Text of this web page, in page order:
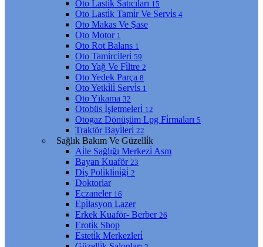
Oto Lasti̇k Satıcıları 15
Oto Lasti̇k Tami̇r Ve Servi̇s 4
Oto Makas Ve Şase
Oto Motor 1
Oto Rot Balans 1
Oto Tami̇rci̇leri̇ 59
Oto Yağ Ve Fi̇ltre 2
Oto Yedek Parça 8
Oto Yetki̇li̇ Servi̇s 1
Oto Yıkama 32
Otobüs İşletmeleri̇ 12
Otogaz Dönüşüm Lpg Fi̇rmaları 5
Traktör Bayi̇leri̇ 22
Sağlık Bakım Ve Güzelli̇k
Ai̇le Sağlığı Merkezi̇ Asm
Bayan Kuaför 23
Di̇ş Poli̇kli̇ni̇ği̇ 2
Doktorlar
Eczaneler 16
Epi̇lasyon Lazer
Erkek Kuaför- Berber 26
Eroti̇k Shop
Esteti̇k Merkezleri̇